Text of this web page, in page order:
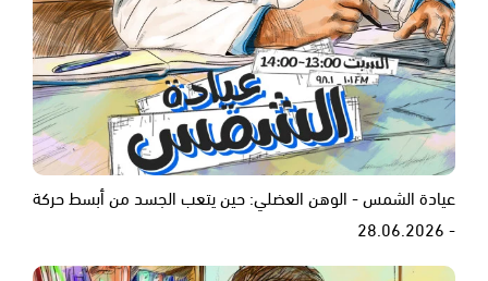
عيادة الشمس - الوهن العضلي: حين يتعب الجسد من أبسط حركة
- 28.06.2026